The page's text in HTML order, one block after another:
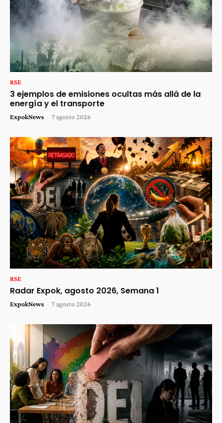
RSE
3 ejemplos de emisiones ocultas más allá de la
energía y el transporte
ExpokNews - 7 agosto 2026
RSE
Radar Expok, agosto 2026, Semana 1
ExpokNews - 7 agosto 2026